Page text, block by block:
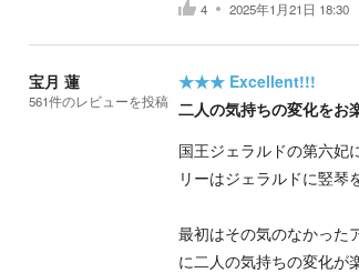
4 2025年1月21日 18:30
宝月 蓮
561件のレビューを投稿
★★★ Excellent!!!
二人の気持ちの変化をお
国王ジェラルドの第六妃
リーはジェラルドに竪
最初はその気のなかった
に二人の気持ちの変化が